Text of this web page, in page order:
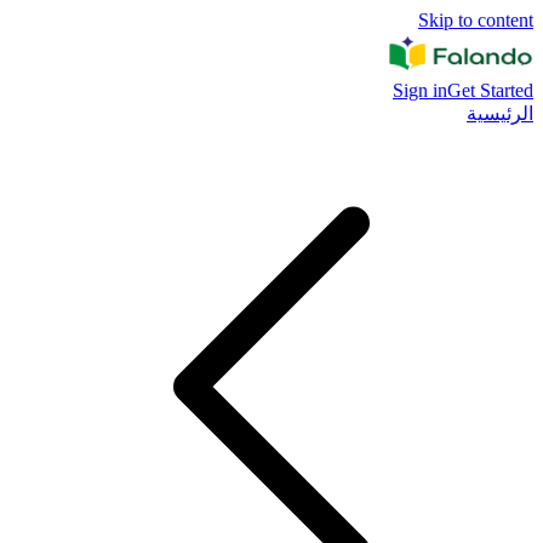
Skip to content
Sign inGet Started
الرئيسية